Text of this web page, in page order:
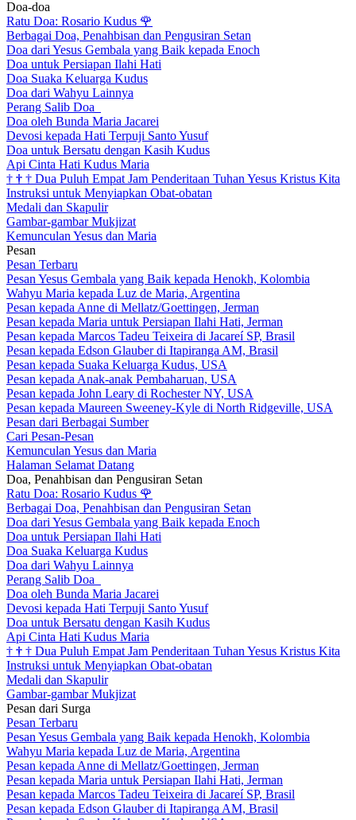
Doa-doa
Ratu Doa: Rosario Kudus 🌹
Berbagai Doa, Penahbisan dan Pengusiran Setan
Doa dari Yesus Gembala yang Baik kepada Enoch
Doa untuk Persiapan Ilahi Hati
Doa Suaka Keluarga Kudus
Doa dari Wahyu Lainnya
Perang Salib Doa
Doa oleh Bunda Maria Jacarei
Devosi kepada Hati Terpuji Santo Yusuf
Doa untuk Bersatu dengan Kasih Kudus
Api Cinta Hati Kudus Maria
† † † Dua Puluh Empat Jam Penderitaan Tuhan Yesus Kristus Kita
Instruksi untuk Menyiapkan Obat-obatan
Medali dan Skapulir
Gambar-gambar Mukjizat
Kemunculan Yesus dan Maria
Pesan
Pesan Terbaru
Pesan Yesus Gembala yang Baik kepada Henokh, Kolombia
Wahyu Maria kepada Luz de Maria, Argentina
Pesan kepada Anne di Mellatz/Goettingen, Jerman
Pesan kepada Maria untuk Persiapan Ilahi Hati, Jerman
Pesan kepada Marcos Tadeu Teixeira di Jacareí SP, Brasil
Pesan kepada Edson Glauber di Itapiranga AM, Brasil
Pesan kepada Suaka Keluarga Kudus, USA
Pesan kepada Anak-anak Pembaharuan, USA
Pesan kepada John Leary di Rochester NY, USA
Pesan kepada Maureen Sweeney-Kyle di North Ridgeville, USA
Pesan dari Berbagai Sumber
Cari Pesan-Pesan
Kemunculan Yesus dan Maria
Halaman Selamat Datang
Doa, Penahbisan dan Pengusiran Setan
Ratu Doa: Rosario Kudus 🌹
Berbagai Doa, Penahbisan dan Pengusiran Setan
Doa dari Yesus Gembala yang Baik kepada Enoch
Doa untuk Persiapan Ilahi Hati
Doa Suaka Keluarga Kudus
Doa dari Wahyu Lainnya
Perang Salib Doa
Doa oleh Bunda Maria Jacarei
Devosi kepada Hati Terpuji Santo Yusuf
Doa untuk Bersatu dengan Kasih Kudus
Api Cinta Hati Kudus Maria
† † † Dua Puluh Empat Jam Penderitaan Tuhan Yesus Kristus Kita
Instruksi untuk Menyiapkan Obat-obatan
Medali dan Skapulir
Gambar-gambar Mukjizat
Pesan dari Surga
Pesan Terbaru
Pesan Yesus Gembala yang Baik kepada Henokh, Kolombia
Wahyu Maria kepada Luz de Maria, Argentina
Pesan kepada Anne di Mellatz/Goettingen, Jerman
Pesan kepada Maria untuk Persiapan Ilahi Hati, Jerman
Pesan kepada Marcos Tadeu Teixeira di Jacareí SP, Brasil
Pesan kepada Edson Glauber di Itapiranga AM, Brasil